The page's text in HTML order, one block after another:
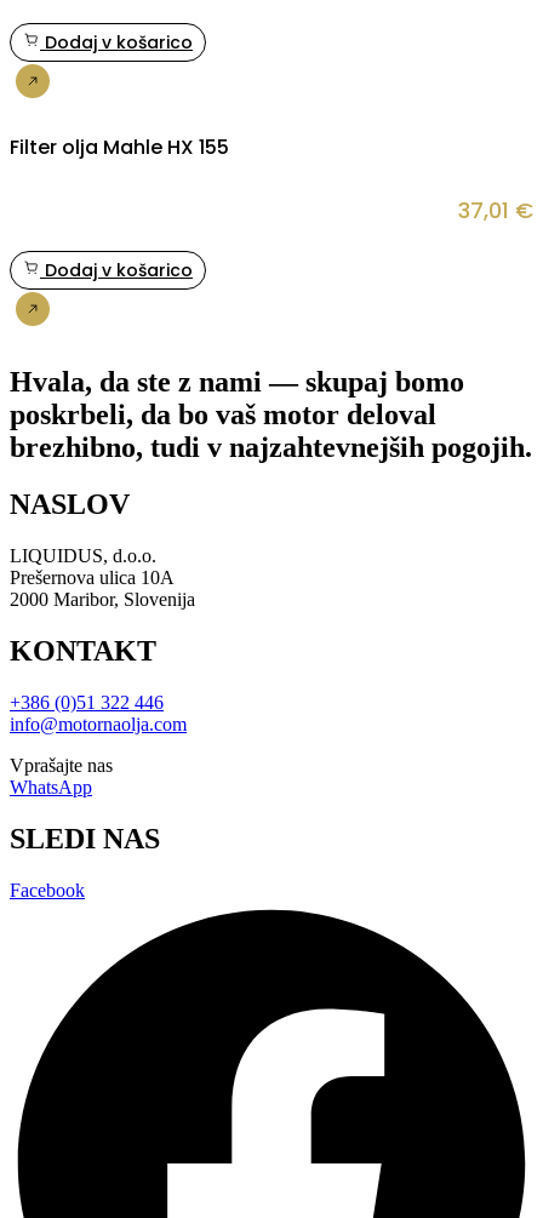
Dodaj v košarico
Filter olja Mahle HX 155
37,01 €
Dodaj v košarico
Hvala, da ste z nami — skupaj bomo
poskrbeli, da bo vaš motor deloval
brezhibno, tudi v najzahtevnejših pogojih.
NASLOV
LIQUIDUS, d.o.o.
Prešernova ulica 10A
2000 Maribor, Slovenija
KONTAKT
+386 (0)51 322 446
info@motornaolja.com
Vprašajte nas
WhatsApp
SLEDI NAS
Facebook